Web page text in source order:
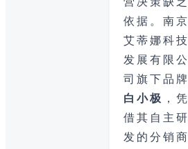
依据。南京
艾蒂娜科技
发展有限公
司旗下品牌
白小极
，凭
借其自主研
发的分销商